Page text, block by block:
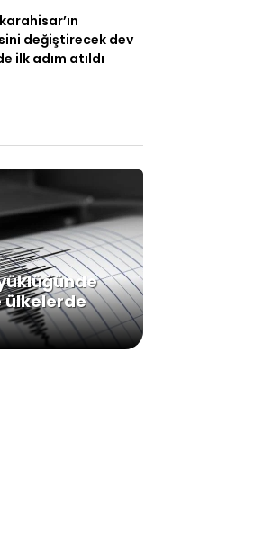
değiştirecek dev
ilk adım atıldı
ülkelerde